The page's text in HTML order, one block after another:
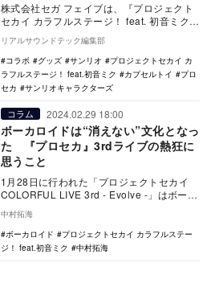
株式会社セガ フェイブは、『プロジェクト
セカイ カラフルステージ！ feat. 初音ミク』
と株式会社サンリオのキャラクターたち
の…
リアルサウンドテック編集部
コラボ
グッズ サンリオ
プロジェクトセカイ カ
ラフルステージ！ feat.初音ミク
カプセルトイ
プロ
セカ
サンリオキャラクターズ
コラム 2024.02.29 18:00
ボーカロイドは“消えない”文化となっ
た 『プロセカ』3rdライブの熱狂に
思うこと
1月28日に行われた「プロジェクトセカイ
COLORFUL LIVE 3rd - Evolve -」はボーカ
ロイド文化の持続を象…
中村拓海
ボーカロイド
プロジェクトセカイ カラフルステー
ジ！ feat.初音ミク
中村拓海